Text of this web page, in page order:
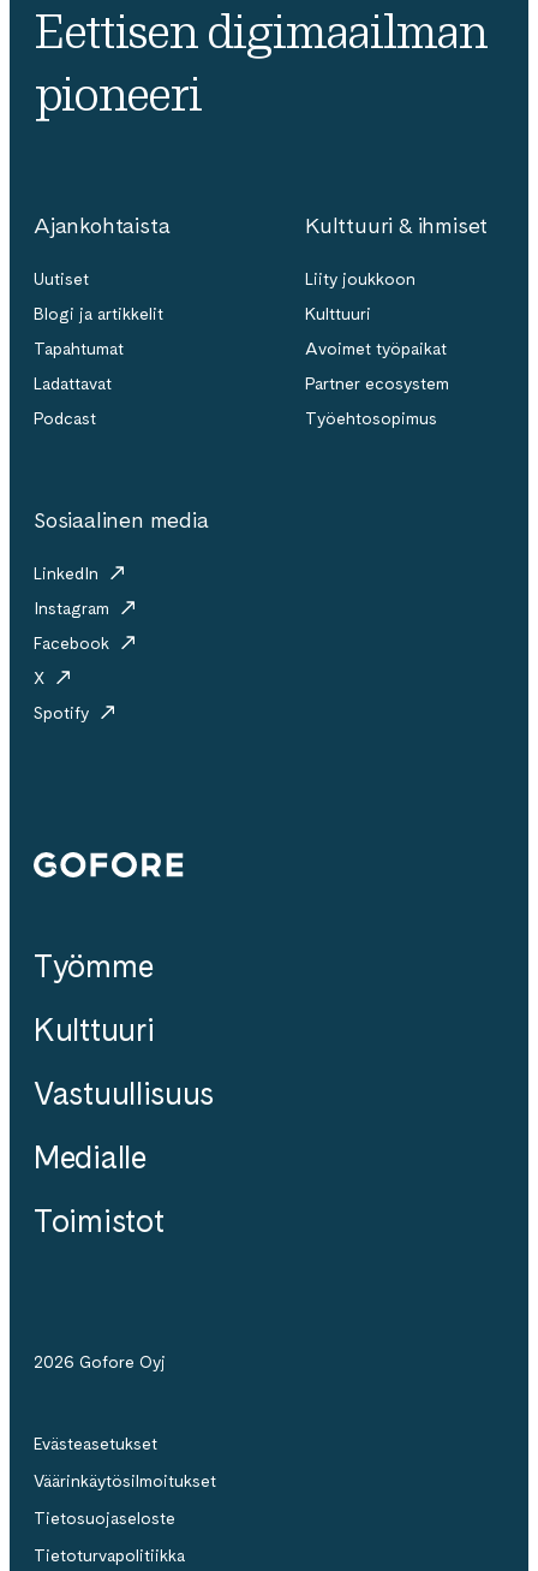
Eettisen digimaailman
pioneeri
Ajankohtaista
Uutiset
Blogi ja artikkelit
Tapahtumat
Ladattavat
Podcast
Kulttuuri & ihmiset
Liity joukkoon
Kulttuuri
Avoimet työpaikat
Partner ecosystem
Työehtosopimus
Sosiaalinen media
LinkedIn
Instagram
Facebook
X
Spotify
Gofore
Työmme
Kulttuuri
Vastuullisuus
Medialle
Toimistot
2026 Gofore Oyj
Evästeasetukset
Väärinkäytösilmoitukset
Tietosuojaseloste
Tietoturvapolitiikka